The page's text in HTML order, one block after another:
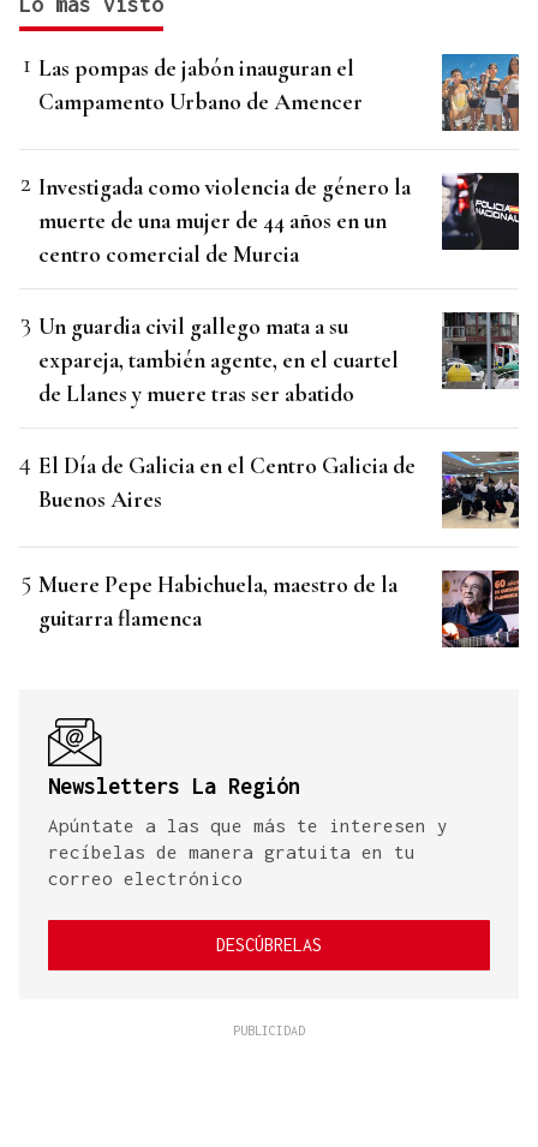
Las pompas de jabón inauguran el
Campamento Urbano de Amencer
Investigada como violencia de género la
muerte de una mujer de 44 años en un
centro comercial de Murcia
Un guardia civil gallego mata a su
expareja, también agente, en el cuartel
de Llanes y muere tras ser abatido
El Día de Galicia en el Centro Galicia de
Buenos Aires
Muere Pepe Habichuela, maestro de la
guitarra flamenca
Newsletters La Región
Apúntate a las que más te interesen y
recíbelas de manera gratuita en tu
correo electrónico
DESCÚBRELAS